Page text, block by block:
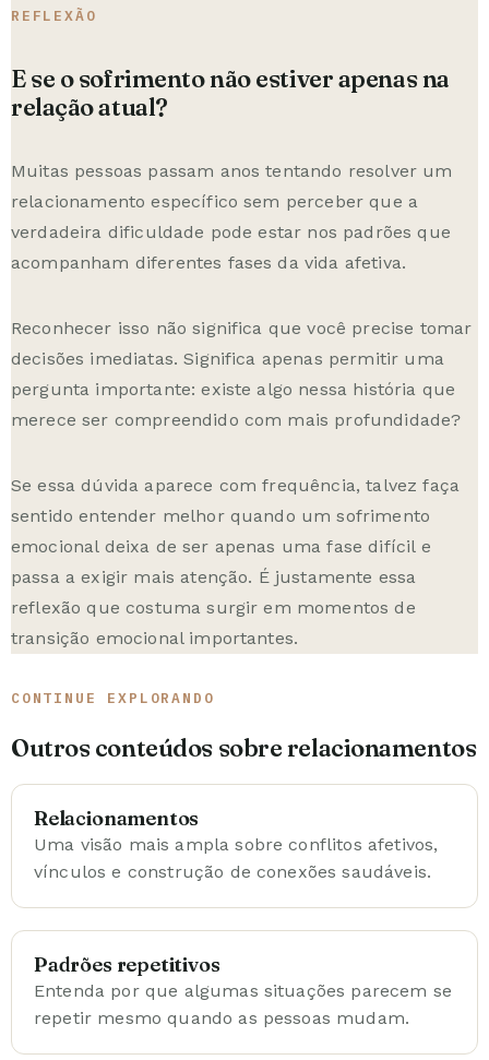
REFLEXÃO
E se o sofrimento não estiver apenas na
relação atual?
Muitas pessoas passam anos tentando resolver um
relacionamento específico sem perceber que a
verdadeira dificuldade pode estar nos padrões que
acompanham diferentes fases da vida afetiva.
Reconhecer isso não significa que você precise tomar
decisões imediatas. Significa apenas permitir uma
pergunta importante: existe algo nessa história que
merece ser compreendido com mais profundidade?
Se essa dúvida aparece com frequência, talvez faça
sentido entender melhor quando um sofrimento
emocional deixa de ser apenas uma fase difícil e
passa a exigir mais atenção. É justamente essa
reflexão que costuma surgir em momentos de
transição emocional importantes.
CONTINUE EXPLORANDO
Outros conteúdos sobre relacionamentos
Relacionamentos
Uma visão mais ampla sobre conflitos afetivos,
vínculos e construção de conexões saudáveis.
Padrões repetitivos
Entenda por que algumas situações parecem se
repetir mesmo quando as pessoas mudam.